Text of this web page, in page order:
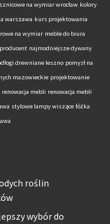
na wymiar wrocław kolory
warszawa kurs projektowania
na wymiar meble do biura
najmodniejsze dywany
drewniane leszno pomysł na
mazowieckie projektowanie
renowacja mebli renowacja mebli
stylowe lampy wiszące łóżka
roślin
wybór do